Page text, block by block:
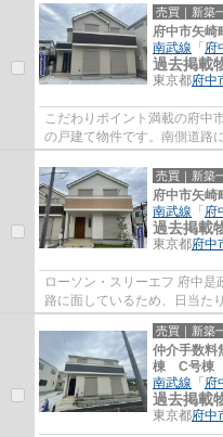
売買｜新築
府中市矢
南武線 「 府
過去掲載
東京都府中
こだわりポイント満載の府
の戸建て物件です。南側道路
す。駅から徒歩10分の場所に
売買｜新築
府中市矢
南武線 「 府
過去掲載
東京都府中
ローソン・スリーエフ 府中
路に面しているため、日当た
令和3年6月築で、耐震面でも
売買｜新築
仲介手数
棟 C号棟
南武線 「 府
過去掲載
東京都府中